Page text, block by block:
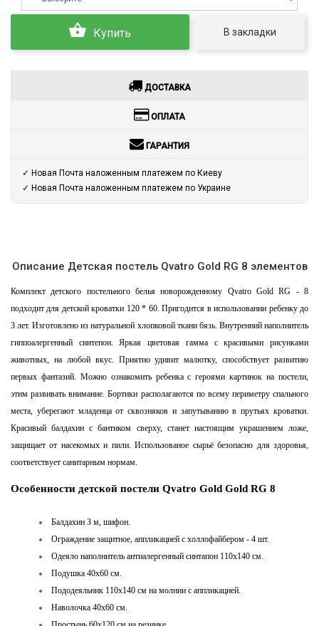
Купить В закладки
ДОСТАВКА
ОПЛАТА
ГАРАНТИЯ
✓ Новая Почта наложенным платежем по Киеву
✓ Новая Почта наложенным платежем по Украине
Описание Детская постель Qvatro Gold RG 8 элементов
Комплект детского постельного белья новорожденному Qvatro Gold RG - 8
подходит для детской кроватки 120 * 60. Пригодится в использовании ребенку до
3 лет. Изготовлено из натуральной хлопковой ткани бязь. Внутренний наполнитель
гиппоалергенный синтепон. Яркая цветовая гамма с красивыми рисунками
животных, на любой вкус. Приятно удивит малютку, способствует развитию
первых фантазий. Можно ознакомить ребенка с героями картинок на постели,
этим развивать внимание. Бортики располагаются по всему периметру спального
места, уберегают младенца от сквозняков и запутыванию в прутьях кроватки.
Красивый балдахин с бантиком сверху, станет настоящим украшением ложе,
защищает от насекомых и пили. Использованое сырьё безопасно для здоровья,
соответствует санитарным нормам.
Особенности детской постели Qvatro Gold Gold RG 8
Балдахин 3 м, шифон.
Ограждение защитное, аппликацией с холлофайбером - 4 шт.
Одеяло наполнитель антиалергенный синтапон 110х140 см.
Подушка 40х60 см.
Пододеяльник 110х140 см на молнии с аппликацией.
Наволочка 40х60 см.